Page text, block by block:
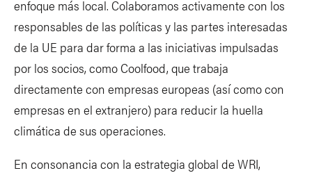
enfoque más local. Colaboramos activamente con los
responsables de las políticas y las partes interesadas
de la UE para dar forma a las iniciativas impulsadas
por los socios, como Coolfood, que trabaja
directamente con empresas europeas (así como con
empresas en el extranjero) para reducir la huella
climática de sus operaciones.
En consonancia con la estrategia global de WRI,